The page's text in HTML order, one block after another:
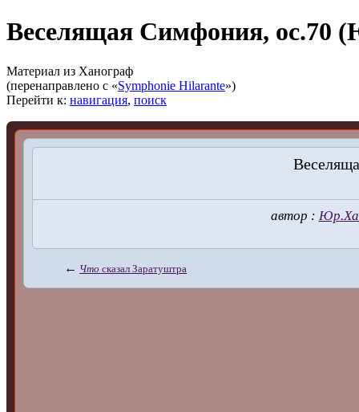
Веселящая Симфония, ос.70
Материал из Ханограф
(перенаправлено с «Symphonie Hilarante»)
Перейти к: навигация, поиск
автор :
← Что сказал Заратуштра